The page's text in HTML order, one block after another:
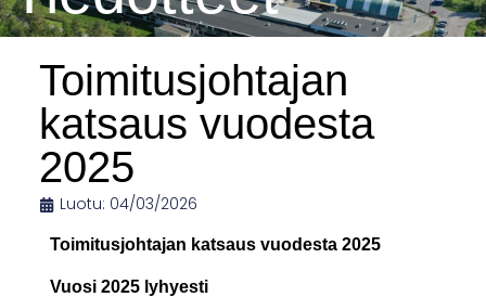
Toimitusjohtajan
katsaus vuodesta
2025
Luotu: 04/03/2026
Toimitusjohtajan katsaus vuodesta 2025
Vuosi 2025 lyhyesti